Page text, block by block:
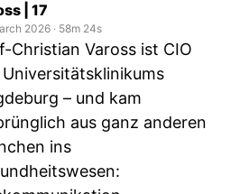
| 17
2026 ‧ 58m 24s
Christian Vaross ist CIO
Universitätsklinikums
– und kam
aus ganz anderen
ins